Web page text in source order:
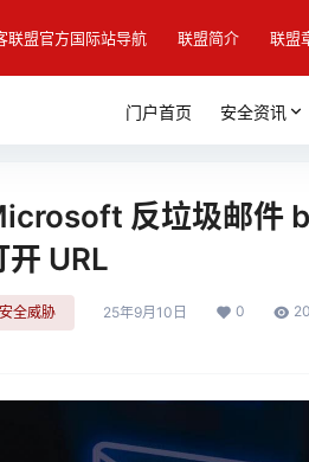
联盟官方国际站导航 联盟简介 联盟
门户首页 安全资讯
反垃圾邮件
开 URL
安全威胁 25年9月10日 0 20